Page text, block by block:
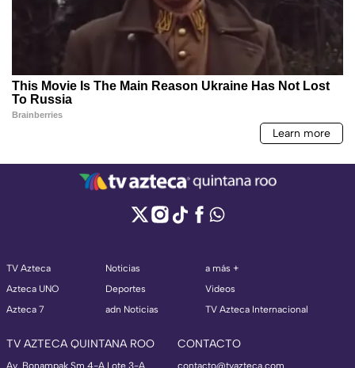
TV Azteca
Azteca UNO
Azteca 7
Noticias
Deportes
adn Noticias
a más +
Videos
TV Azteca Internacional
TV AZTECA QUINTANA ROO
Av. Bonampak Sm 4-A Lote 3-A
CONTACTO
contacto@tvazteca.com